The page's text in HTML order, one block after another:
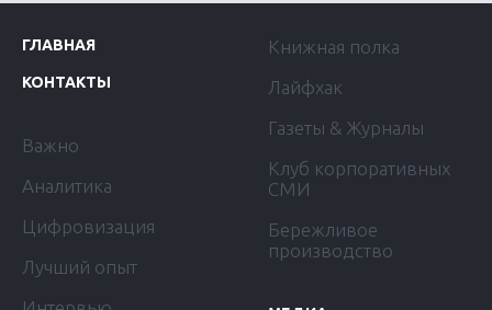
ГЛАВНАЯ
КОНТАКТЫ
Важно
Аналитика
Цифровизация
Лучший опыт
Книжная полка
Лайфхак
Газеты & Журналы
Клуб корпоративных
СМИ
Бережливое
производство